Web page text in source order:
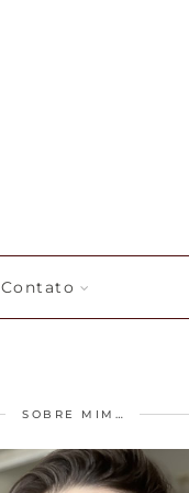
Contato
SOBRE MIM…